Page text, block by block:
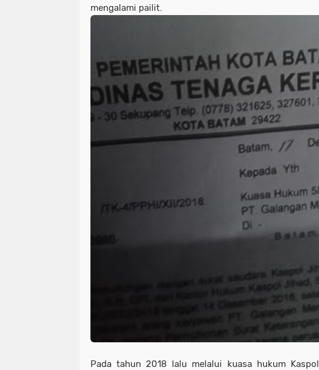
mengalami pailit.
Pada tahun 2018 lalu melalui kuasa hukum